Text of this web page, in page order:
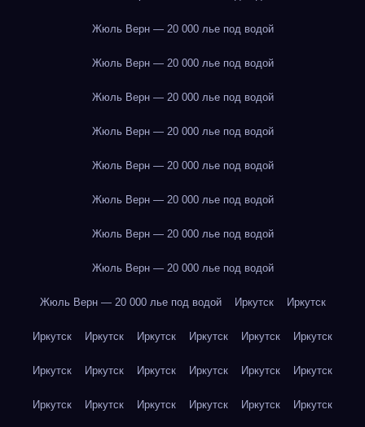
Жюль Верн — 20 000 лье под водой
Жюль Верн — 20 000 лье под водой
Жюль Верн — 20 000 лье под водой
Жюль Верн — 20 000 лье под водой
Жюль Верн — 20 000 лье под водой
Жюль Верн — 20 000 лье под водой
Жюль Верн — 20 000 лье под водой
Жюль Верн — 20 000 лье под водой
Жюль Верн — 20 000 лье под водой Иркутск Иркутск
Иркутск Иркутск Иркутск Иркутск Иркутск Иркутск
Иркутск Иркутск Иркутск Иркутск Иркутск Иркутск
Иркутск Иркутск Иркутск Иркутск Иркутск Иркутск